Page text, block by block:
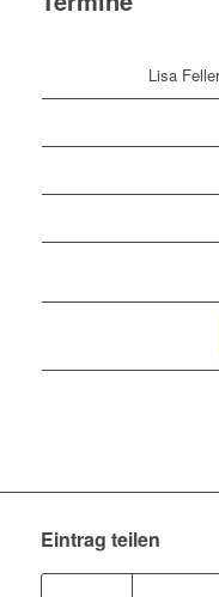
Lisa
Eintrag teilen